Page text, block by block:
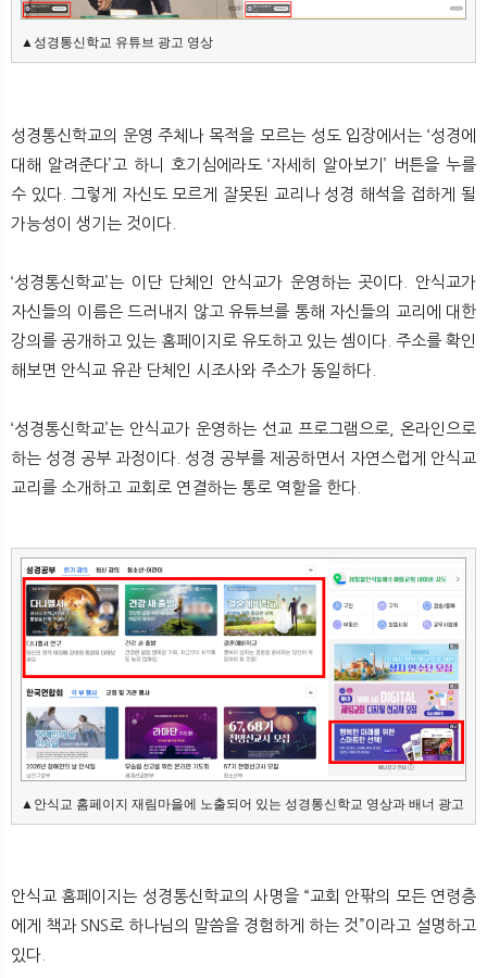
▲성경통신학교 유튜브 광고 영상
성경통신학교의 운영 주체나 목적을 모르는 성도 입장에서는 ‘성경에
대해 알려준다’고 하니 호기심에라도 ‘자세히 알아보기’ 버튼을 누를
수 있다. 그렇게 자신도 모르게 잘못된 교리나 성경 해석을 접하게 될
가능성이 생기는 것이다.
‘성경통신학교’는 이단 단체인 안식교가 운영하는 곳이다. 안식교가
자신들의 이름은 드러내지 않고 유튜브를 통해 자신들의 교리에 대한
강의를 공개하고 있는 홈페이지로 유도하고 있는 셈이다. 주소를 확인
해보면 안식교 유관 단체인 시조사와 주소가 동일하다.
‘성경통신학교’는 안식교가 운영하는 선교 프로그램으로, 온라인으로
하는 성경 공부 과정이다. 성경 공부를 제공하면서 자연스럽게 안식교
교리를 소개하고 교회로 연결하는 통로 역할을 한다.
▲안식교 홈페이지 재림마을에 노출되어 있는 성경통신학교 영상과 배너 광고
안식교 홈페이지는 성경통신학교의 사명을 “교회 안팎의 모든 연령층
에게 책과 SNS로 하나님의 말씀을 경험하게 하는 것”이라고 설명하고
있다.